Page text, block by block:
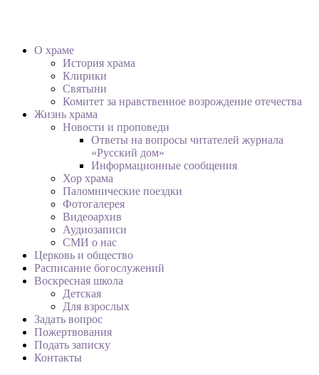
О храме
История храма
Клирики
Святыни
Комитет за нравственное возрождение отечества
Жизнь храма
Новости и проповеди
Ответы на вопросы читателей журнала
«Русский дом»
Информационные сообщения
Хор храма
Паломнические поездки
Фотогалерея
Видеоархив
Аудиозаписи
СМИ о нас
Церковь и общество
Расписание богослужений
Воскресная школа
Детская
Для взрослых
Задать вопрос
Пожертвования
Подать записку
Контакты